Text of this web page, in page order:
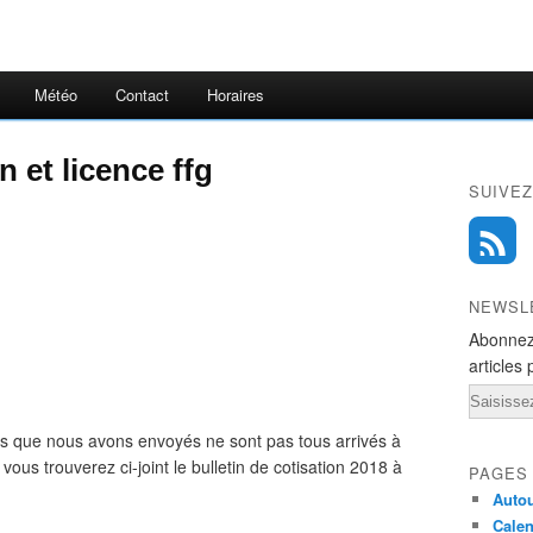
Météo Contact Horaires
et licence ffg
que nous avons envoyés ne sont pas tous arrivés à
trouverez ci-joint le bulletin de cotisation 2018 à
articles
Email
PAGES